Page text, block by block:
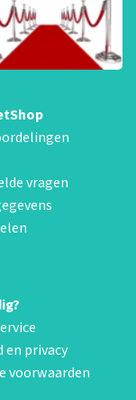
vragen
en privacy
voorwaarden